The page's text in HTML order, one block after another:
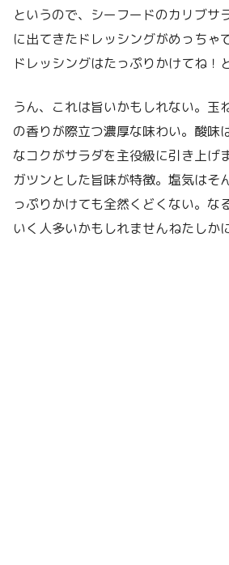
というので、シーフードのカリブサ
に出てきたドレッシングがめっちゃ
ドレッシングはたっぷりかけてね！
うん、これは旨いかもしれない。玉
の香りが際立つ濃厚な味わい。酸味
なコクがサラダを主役級に引き上げ
ガツンとした旨味が特徴。塩気はそ
っぷりかけても全然くどくない。な
いく人多いかもしれませんねたしか